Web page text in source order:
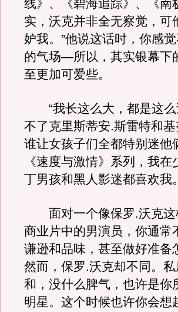
线》、《碧海追踪》、《
实，沃克并非全无察觉，可
妒我。”他说这话时，你感
的气场—所以，其实银幕下
至更加可爱些。
“我长这么大，都是这么
不了克里斯蒂安.斯雷特和
谁让女孩子们全都特别迷
《速度与激情》系列，我
丁男孩和黑人影迷都喜欢我
面对一个像保罗.沃克这
商业片中的男演员，你通
谦逊和品味，甚至做好准
然而，保罗.沃克却不同。
和，没什么脾气，也许是
明星。这个时候也许你会